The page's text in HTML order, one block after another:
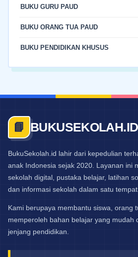
BUKU GURU PAUD
BUKU ORANG TUA PAUD
BUKU PENDIDIKAN KHUSUS
📘 BUKUSEKOLAH.ID
BukuSekolah.id lahir dari kepedulian
anak Indonesia sejak 2020. Layanan ini
sekolah digital, pustaka belajar, latihan
dan informasi sekolah dalam satu tempat.
Kami berupaya membantu siswa, orang
memperoleh bahan belajar yang mudah
jenjang pendidikan.